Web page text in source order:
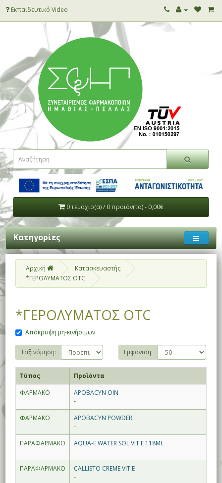
Εκπαιδευτικό Video
0 τεμάχιο(α) / 0 προϊόν(τα) - 0,00€
Κατηγορίες
Αρχική
Κατασκευαστής
*ΓΕΡΟΛΥΜΑΤΟΣ OTC
*ΓΕΡΟΛΥΜΑΤΟΣ OTC
Απόκρυψη μη-κινήσιμων
Ταξινόμηση: Εμφάνιση:
Τύπος
Προϊόντα
ΦΑΡΜΑΚΟ
APOBACYN OIN
-
ΦΑΡΜΑΚΟ
APOBACYN POWDER
-
ΠΑΡΑΦΑΡΜΑΚΟ
AQUA-E WATER SOL VIT E 118ML
-
ΠΑΡΑΦΑΡΜΑΚΟ
CALLISTO CREME VIT E
-